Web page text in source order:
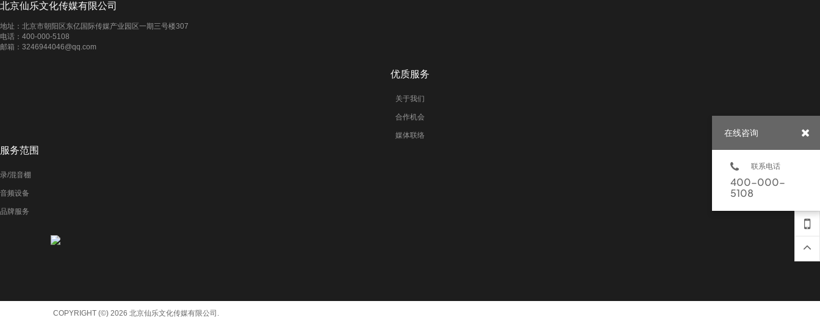
北京仙乐文化传媒有限公司
地址：北京市朝阳区东亿国际传媒产业园区一期三号楼307
电话：400-000-5108
邮箱：3246944046@qq.com
优质服务
关于我们
合作机会
媒体联络
服务范围
录/混音棚
音频设备
品牌服务
COPYRIGHT (©) 2026 北京仙乐文化传媒有限公司.
在线咨询
联系电话
400-000-
5108